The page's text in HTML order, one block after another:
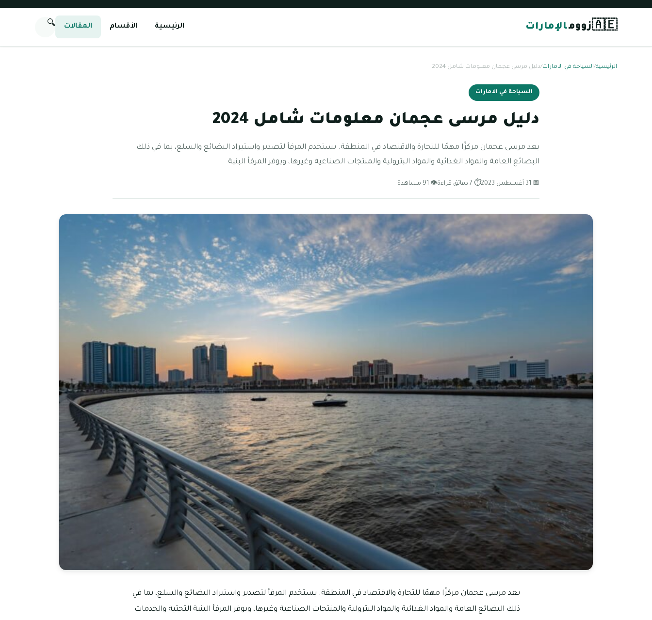
🇦🇪زوومالإمارات الرئيسية الأقسام المقالات 🔍
الرئيسية/السياحة في الامارات/دليل مرسى عجمان معلومات شامل 2024
السياحة في الامارات
دليل مرسى عجمان معلومات شامل 2024
يعد مرسى عجمان مركزًا مهمًا للتجارة والاقتصاد في المنطقة. يستخدم المرفأ لتصدير واستيراد البضائع والسلع، بما في ذلك
البضائع العامة والمواد الغذائية والمواد البترولية والمنتجات الصناعية وغيرها، ويوفر المرفأ البنية
📅 31 أغسطس 2023 ⏱ 7 دقائق قراءة 👁 91 مشاهدة
يعد مرسى عجمان مركزًا مهمًا للتجارة والاقتصاد في المنطقة. يستخدم المرفأ لتصدير واستيراد البضائع والسلع، بما في
ذلك البضائع العامة والمواد الغذائية والمواد البترولية والمنتجات الصناعية وغيرها، ويوفر المرفأ البنية التحتية والخدمات